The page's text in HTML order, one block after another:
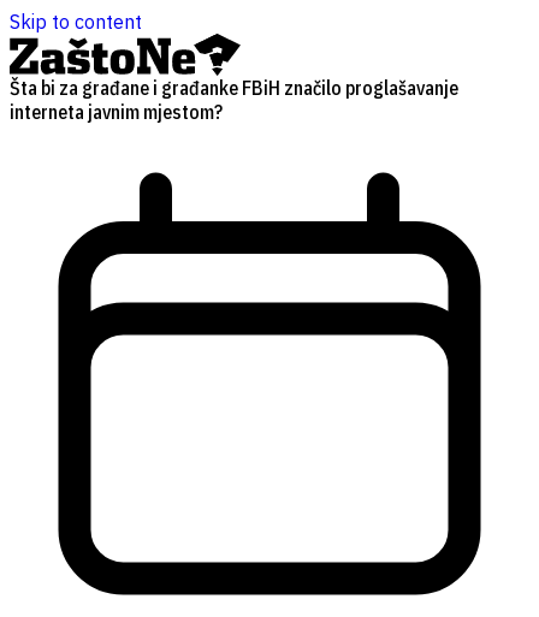
Skip to content
Šta bi za građane i građanke FBiH značilo proglašavanje
interneta javnim mjestom?